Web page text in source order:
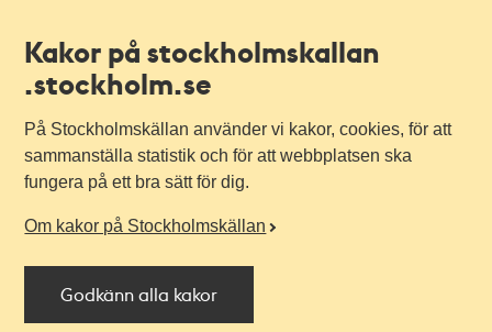
Kakor på stockholmskallan
.stockholm.se
På Stockholmskällan använder vi kakor, cookies, för att
sammanställa statistik och för att webbplatsen ska
fungera på ett bra sätt för dig.
Om kakor på Stockholmskällan
Godkänn alla kakor